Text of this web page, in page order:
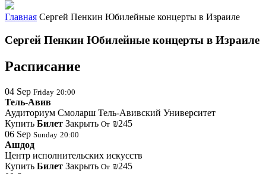
Главная Сергей Пенкин Юбилейные концерты в Израиле
Сергей Пенкин Юбилейные концерты в Израиле
Расписание
04 Sep Friday 20:00
Тель-Авив
Аудиториум Смоларш Тель-Авивский Университет
Купить Билет Закрыть От ₪245
06 Sep Sunday 20:00
Ашдод
Центр исполнительских искусств
Купить Билет Закрыть От ₪245